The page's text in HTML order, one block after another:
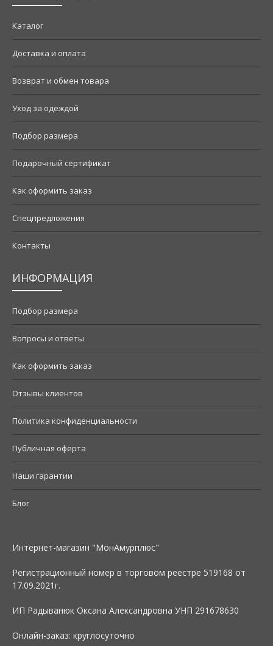
Каталог
Доставка и оплата
Возврат и обмен товара
Уход за одеждой
Подбор размера
Подарочный сертификат
Как оформить заказ
Спецпредложения
Контакты
ИНФОРМАЦИЯ
Подбор размера
Вопросы и ответы
Как оформить заказ
Отзывы клиентов
Политика конфиденциальности
Публичная оферта
Наши гарантии
Блог
Интернет-магазин "МонАмурплюс"
Регистрационный номер в торговом реестре 519168 от
17.09.2021г.
ИП Радыванюк Оксана Александровна УНП 291678630
Онлайн-заказ: круглосуточно